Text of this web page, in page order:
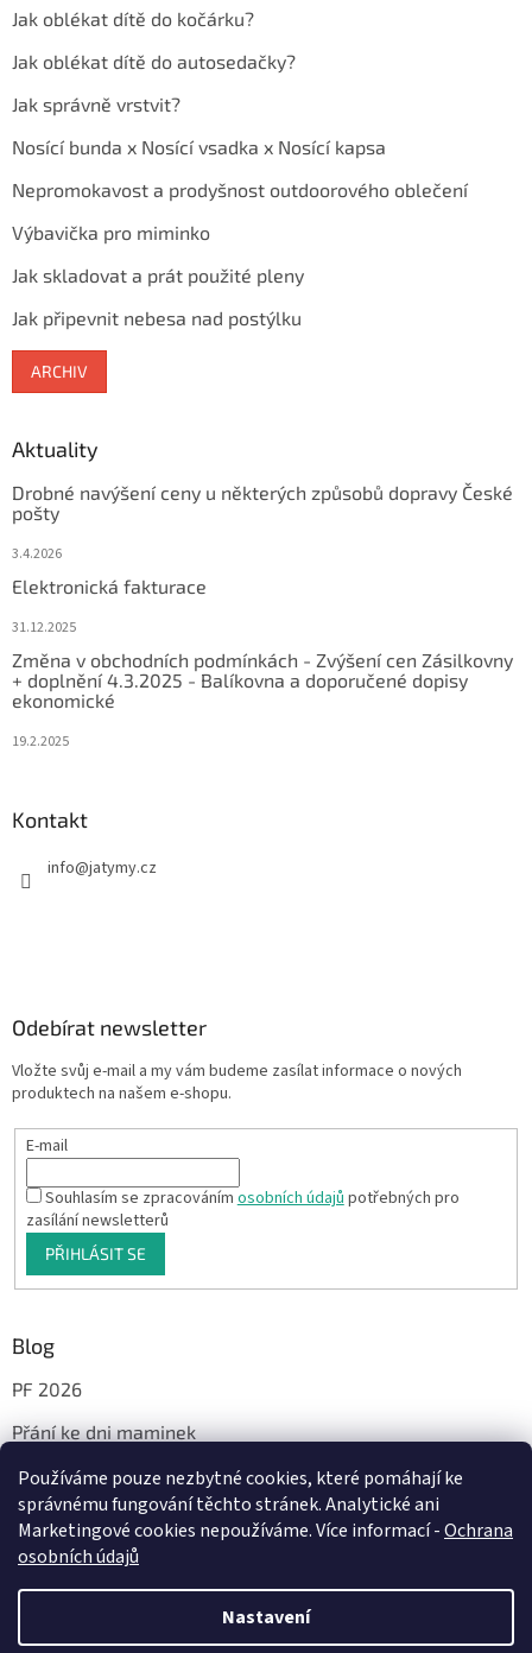
Používáme pouze nezbytné cookies, které pomáhají ke
správnému fungování těchto stránek. Analytické ani
Marketingové cookies nepoužíváme. Více informací -Ochrana
osobních údajů
Nastavení
Jak oblékat dítě do kočárku?
Jak oblékat dítě do autosedačky?
Jak správně vrstvit?
Nosící bunda x Nosící vsadka x Nosící kapsa
Nepromokavost a prodyšnost outdoorového oblečení
Výbavička pro miminko
Jak skladovat a prát použité pleny
Jak připevnit nebesa nad postýlku
ARCHIV
Aktuality
Drobné navýšení ceny u některých způsobů dopravy České
pošty
3.4.2026
Elektronická fakturace
31.12.2025
Změna v obchodních podmínkách - Zvýšení cen Zásilkovny
+ doplnění 4.3.2025 - Balíkovna a doporučené dopisy
ekonomické
19.2.2025
Kontakt
info@jatymy.cz
Odebírat newsletter
Vložte svůj e-mail a my vám budeme zasílat informace o nových
produktech na našem e-shopu.
E-mail
Souhlasím se zpracovánímosobních údajůpotřebných pro
zasílání newsletterů
PŘIHLÁSIT SE
Blog
PF 2026
Přání ke dni maminek
Facebook
Vytvořil Shoptet